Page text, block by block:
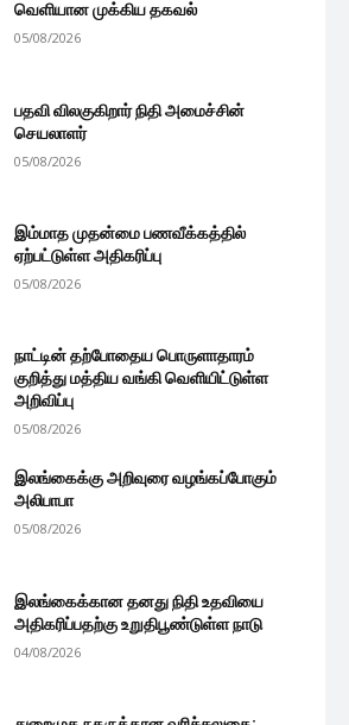
வெளியான முக்கிய தகவல்
05/08/2026
பதவி விலகுகிறார் நிதி அமைச்சின்
செயலாளர்
05/08/2026
இம்மாத முதன்மை பணவீக்கத்தில்
ஏற்பட்டுள்ள அதிகரிப்பு
05/08/2026
நாட்டின் தற்போதைய பொருளாதாரம்
குறித்து மத்திய வங்கி வெளியிட்டுள்ள
அறிவிப்பு
05/08/2026
இலங்கைக்கு அறிவுரை வழங்கப்போகும்
அலிபாபா
05/08/2026
இலங்கைக்கான தனது நிதி உதவியை
அதிகரிப்பதற்கு உறுதிபூண்டுள்ள நாடு
04/08/2026